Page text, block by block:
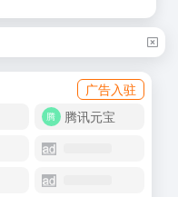
广告入驻
腾讯元宝